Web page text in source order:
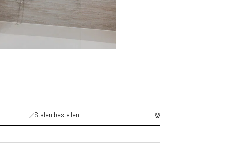
Stalen bestellen